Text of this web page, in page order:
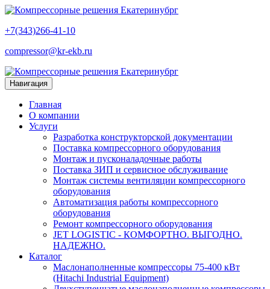
+7(343)266-41-10
compressor@kr-ekb.ru
Навигация
Главная
О компании
Услуги
Разработка конструкторской документации
Поставка компрессорного оборудования
Монтаж и пусконаладочные работы
Поставка ЗИП и сервисное обслуживание
Монтаж системы вентиляции компрессорного
оборудования
Автоматизация работы компрессорного
оборудования
Ремонт компрессорного оборудования
JET LOGISTIC - КОМФОРТНО. ВЫГОДНО.
НАДЕЖНО.
Каталог
Маслонаполненные компрессоры 75-400 кВт
(Hitachi Industrial Equipment)